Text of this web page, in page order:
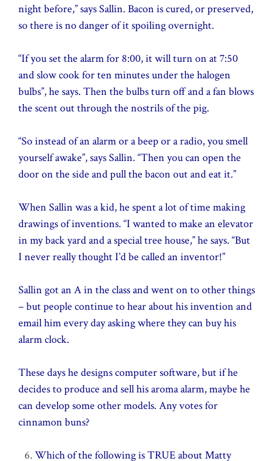
night before,” says Sallin. Bacon is cured, or preserved,
so there is no danger of it spoiling overnight.
“If you set the alarm for 8:00, it will turn on at 7:50
and slow cook for ten minutes under the halogen
bulbs”, he says. Then the bulbs turn off and a fan blows
the scent out through the nostrils of the pig.
“So instead of an alarm or a beep or a radio, you smell
yourself awake”, says Sallin. “Then you can open the
door on the side and pull the bacon out and eat it.”
When Sallin was a kid, he spent a lot of time making
drawings of inventions. “I wanted to make an elevator
in my back yard and a special tree house,” he says. “But
I never really thought I’d be called an inventor!”
Sallin got an A in the class and went on to other things
– but people continue to hear about his invention and
email him every day asking where they can buy his
alarm clock.
These days he designs computer software, but if he
decides to produce and sell his aroma alarm, maybe he
can develop some other models. Any votes for
cinnamon buns?
Which of the following is TRUE about Matty